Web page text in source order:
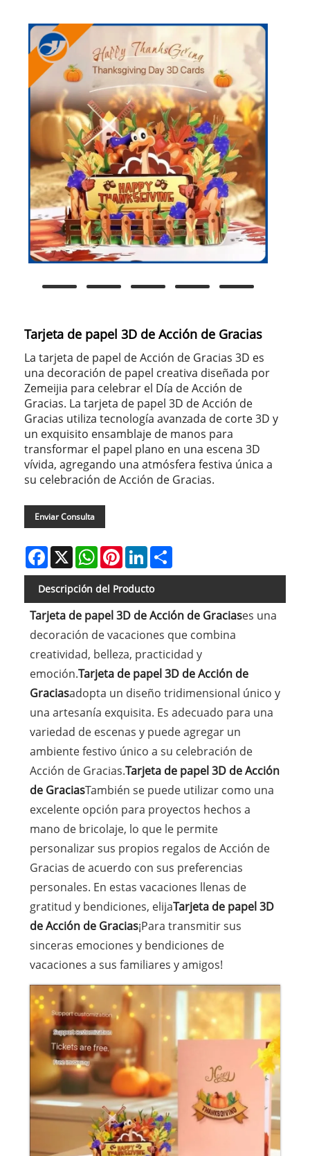
Tarjeta de papel 3D de Acción de Gracias
La tarjeta de papel de Acción de Gracias 3D es
una decoración de papel creativa diseñada por
Zemeijia para celebrar el Día de Acción de
Gracias. La tarjeta de papel 3D de Acción de
Gracias utiliza tecnología avanzada de corte 3D y
un exquisito ensamblaje de manos para
transformar el papel plano en una escena 3D
vívida, agregando una atmósfera festiva única a
su celebración de Acción de Gracias.
Enviar Consulta
Facebook
X WhatsAppPinterestLinkedIn
Descripción del Producto
Tarjeta de papel 3D de Acción de Graciases una
decoración de vacaciones que combina
creatividad, belleza, practicidad y
emoción.Tarjeta de papel 3D de Acción de
Graciasadopta un diseño tridimensional único y
una artesanía exquisita. Es adecuado para una
variedad de escenas y puede agregar un
ambiente festivo único a su celebración de
Acción de Gracias.Tarjeta de papel 3D de Acción
de GraciasTambién se puede utilizar como una
excelente opción para proyectos hechos a
mano de bricolaje, lo que le permite
personalizar sus propios regalos de Acción de
Gracias de acuerdo con sus preferencias
personales. En estas vacaciones llenas de
gratitud y bendiciones, elijaTarjeta de papel 3D
de Acción de Gracias¡Para transmitir sus
sinceras emociones y bendiciones de
vacaciones a sus familiares y amigos!